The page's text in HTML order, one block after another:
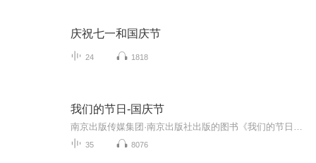
庆祝七一和国庆节
24 1818
我们的节日-国庆节
35 8076